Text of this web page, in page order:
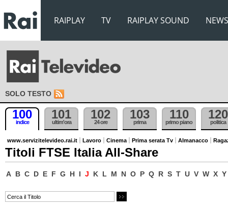
RAIPLAY TV RAIPLAY SOUND NEWS
SOLO TESTO
100
indice
101
ultim'ora
102
24 ore
103
prima
110
primo piano
120
politica
www.servizitelevideo.rai.it Lavoro Cinema Prima serata Tv Almanacco
Titoli FTSE Italia All-Share
A B C D E F G H I J K L M N O P Q R S T U V W X Y